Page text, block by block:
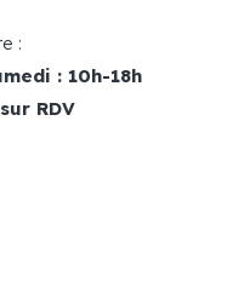
:
: 10h-18h
RDV